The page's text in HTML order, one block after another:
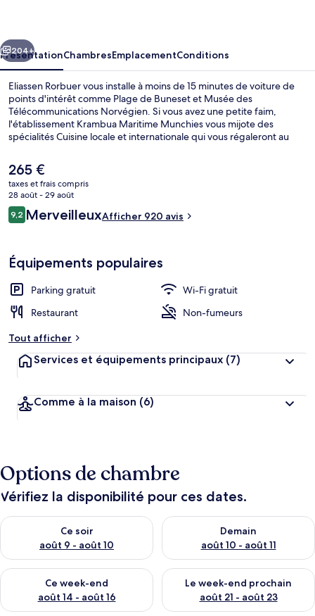
Suivant
204+
PrésentationChambresEmplacementConditions
Eliassen Rorbuer vous installe à moins de 15 minutes de voiture de
points d'intérêt comme Plage de Buneset et Musée des
Télécommunications Norvégien. Si vous avez une petite faim,
l'établissement Krambua Maritime Munchies vous mijote des
spécialités Cuisine locale et internationale qui vous régaleront au
l'emplacement remportent un franc succès auprès des autres
voyageurs.
Le
prix
actuel
est
de
265 €
taxes et frais compris
28 août - 29 août
Avis
voyageurs
9,29,2 sur 10
MerveilleuxAfficher 920 avis
Équipements populaires
Parking gratuit
Wi-Fi gratuit
Restaurant
Non-fumeurs
Tout afficher
Services et équipements principaux (7)
Comme à la maison (6)
Options de chambre
Vérifiez la disponibilité pour ces dates.
Ce soir
août 9 - août 10
Vérifier la disponibilité pour ce soir août 9 - août 10
Demain
août 10 - août 11
Vérifier la disponibilité pour
Ce week-end
août 14 - août 16
Vérifier la disponibilité pour ce week-end août 14 - août 16
Le week-end prochain
août 21 - août 23
Vérifier la disponibilité pour